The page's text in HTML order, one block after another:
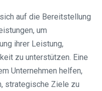
auf die Bereitstellung
um
ihrer Leistung,
zu unterstützen. Eine
Unternehmen helfen,
strategische Ziele zu